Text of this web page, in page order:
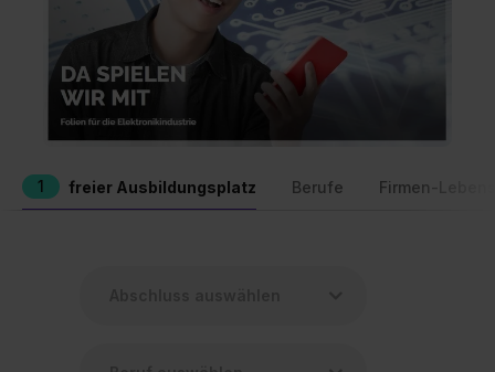
1 freier Ausbildungsplatz Berufe Firmen-